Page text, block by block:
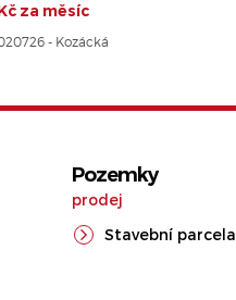
za měsíc
- Kozácká
Pozemky
prodej
Stavební parcela